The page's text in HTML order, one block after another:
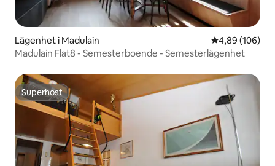
Lägenhet i Madulain 4,89 av 5 i
4,89 (106)
Madulain Flat8 - Semesterboende - Semesterlägenhet
Superhost
Superhost